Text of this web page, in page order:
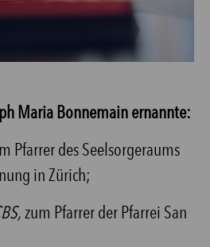
Maria Bonnemain ernannte:
Pfarrer des Seelsorgeraums
in Zürich;
zum Pfarrer der Pfarrei San